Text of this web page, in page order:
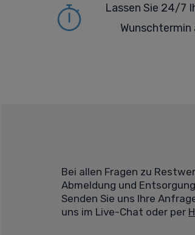
Lassen Sie 24/7
Bei allen Fragen zu
Abmeldung und
Senden Sie uns Ihre
uns im Live-Chat oder per